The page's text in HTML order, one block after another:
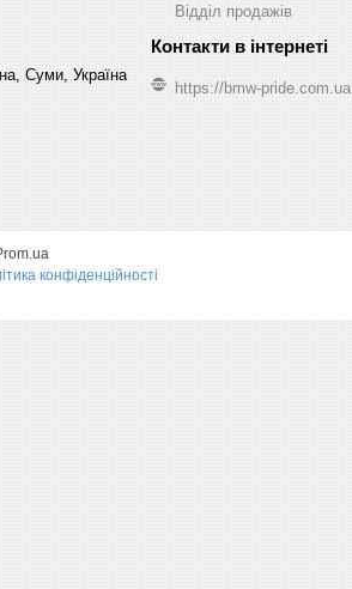
Суми, Україна
Відділ продажів
https://bmw-pride.com.ua
конфіденційності